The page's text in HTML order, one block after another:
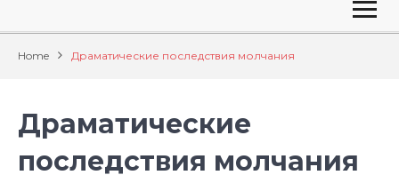
Home Драматические последствия молчания
Драматические
последствия молчания